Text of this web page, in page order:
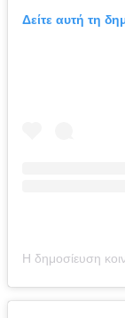
Δείτε αυτή τη